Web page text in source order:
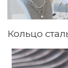
Кольцо